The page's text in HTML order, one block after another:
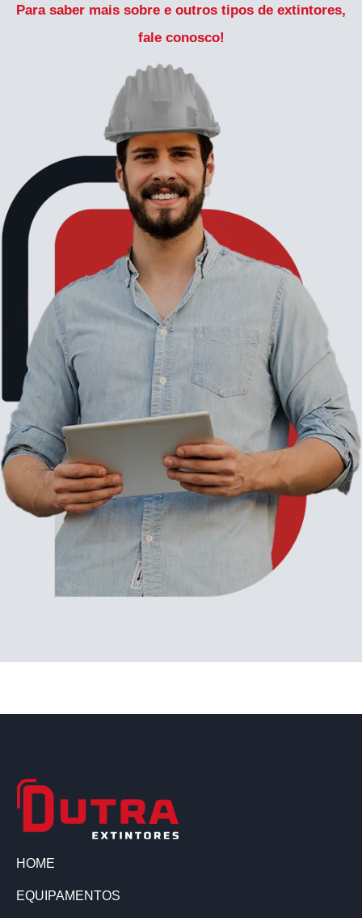
Para saber mais sobre e outros tipos de extintores,
fale conosco!
HOME
EQUIPAMENTOS